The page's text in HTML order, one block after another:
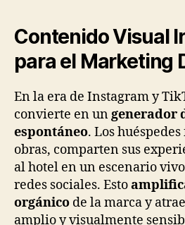
Contenido Visual
para el Marketing
En la era de Instagram y
convierte en un generador
espontáneo. Los
obras, comparten sus
al hotel en un escenario
redes sociales. Esto
orgánico de la marca y
amplio y visualmente